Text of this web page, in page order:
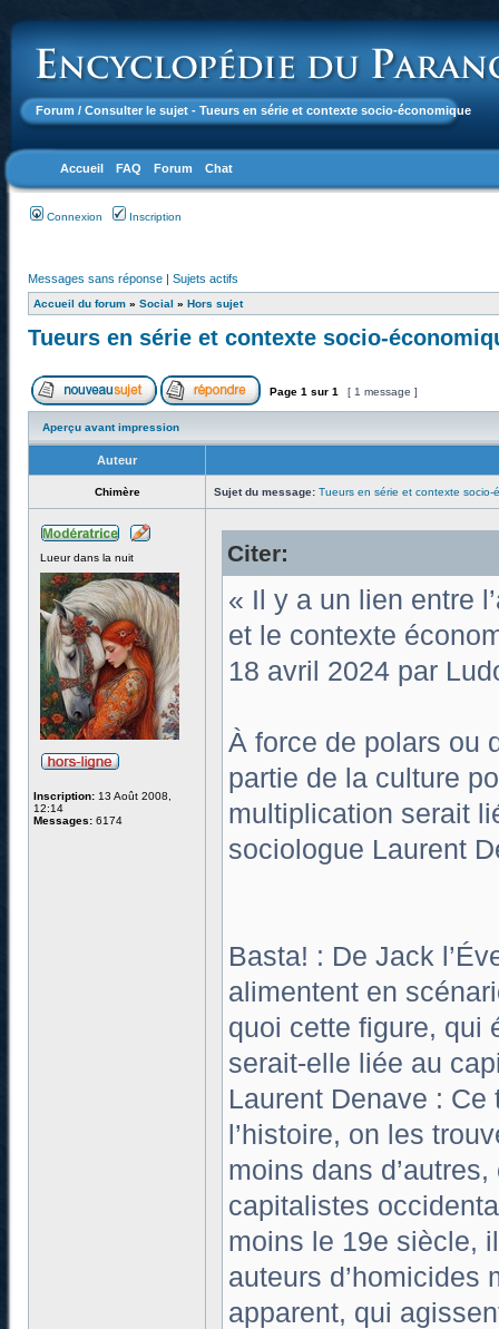
Forum / Consulter le sujet - Tueurs en série et contexte socio-économique
Accueil FAQ Forum Chat
Connexion Inscription
Messages sans réponse | Sujets actifs
Accueil du forum » Social » Hors sujet
Tueurs en série et contexte socio-
Page 1 sur 1 [ 1 message ]
Aperçu avant impression
Auteur
Chimère Sujet du message: Tueurs en série et contexte socio-
Lueur dans la nuit
Inscription: 13 Août 2008,
12:14
Messages: 6174
Citer:
« Il y a un lien entre
et le contexte
18 avril 2024 par
À force de polars ou
partie de la culture
multiplication serait
sociologue Laurent
Basta! : De Jack
alimentent en
quoi cette figure, qui
serait-elle liée au
Laurent Denave : Ce
l’histoire, on les
moins dans
capitalistes
moins le 19e siècle,
auteurs
apparent, qui